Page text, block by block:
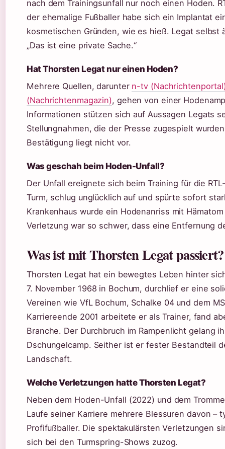
nach dem Trainingsunfall nur noch einen Hoden.
der ehemalige Fußballer habe sich ein Implantat
kosmetischen Gründen, wie es hieß. Legat selbst
„Das ist eine private Sache.“
Hat Thorsten Legat nur einen Hoden?
Mehrere Quellen, darunter n-tv
(Nachrichtenmagazin), gehen von einer
Informationen stützen sich auf Aussagen Legats
Stellungnahmen, die der Presse zugespielt
Bestätigung liegt nicht vor.
Was geschah beim Hoden-Unfall?
Der Unfall ereignete sich beim Training für die
Turm, schlug unglücklich auf und spürte sofort
Krankenhaus wurde ein Hodenanriss mit
Verletzung war so schwer, dass eine Entfernung
Was ist mit Thorsten Legat passiert?
Thorsten Legat hat ein bewegtes Leben hinter
7. November 1968 in Bochum, durchlief er eine
Vereinen wie VfL Bochum, Schalke 04 und dem
Karriereende 2001 arbeitete er als Trainer, fand
Branche. Der Durchbruch im Rampenlicht gelang
Dschungelcamp. Seither ist er fester Bestandteil
Landschaft.
Welche Verletzungen hatte Thorsten Legat?
Neben dem Hoden-Unfall (2022) und dem
Laufe seiner Karriere mehrere Blessuren davon –
Profifußballer. Die spektakulärsten Verletzungen
sich bei den Turmspring-Shows zuzog.